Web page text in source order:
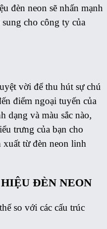
đèn neon sẽ nhấn mạnh
cho công ty của
vời để thu hút sự chú
điểm ngoại tuyến của
dạng và màu sắc nào,
trưng của bạn cho
xuất từ ​​đèn neon linh
ĐÈN NEON
so với các cấu trúc